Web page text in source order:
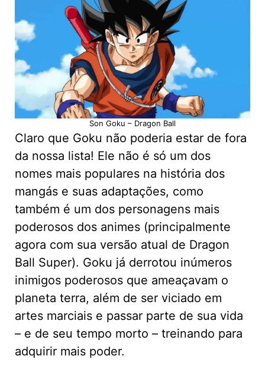
Son Goku – Dragon Ball
Claro que Goku não poderia estar de fora
da nossa lista! Ele não é só um dos
nomes mais populares na história dos
mangás e suas adaptações, como
também é um dos personagens mais
poderosos dos animes (principalmente
agora com sua versão atual de Dragon
Ball Super). Goku já derrotou inúmeros
inimigos poderosos que ameaçavam o
planeta terra, além de ser viciado em
artes marciais e passar parte de sua vida
– e de seu tempo morto – treinando para
adquirir mais poder.